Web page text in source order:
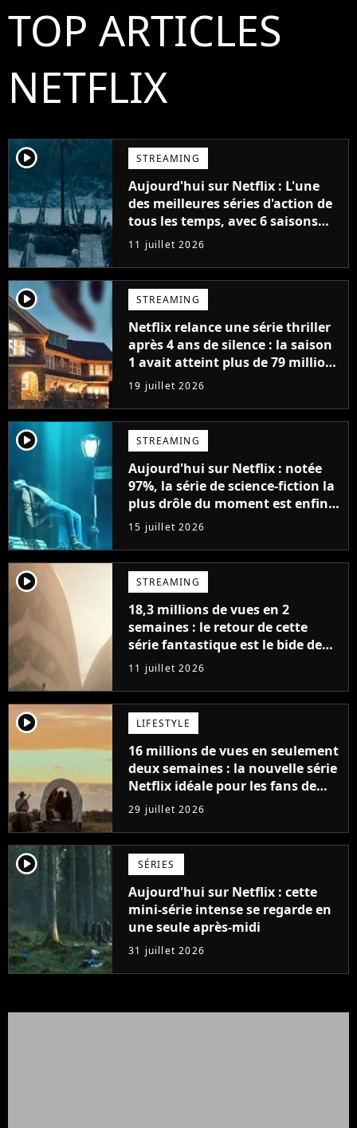
TOP ARTICLES
NETFLIX
player2 STREAMING
Aujourd'hui sur Netflix : L'une
des meilleures séries d'action de
tous les temps, avec 6 saisons
parfaites
11 juillet 2026
player2 STREAMING
Netflix relance une série thriller
après 4 ans de silence : la saison
1 avait atteint plus de 79 millions
de vues
19 juillet 2026
player2 STREAMING
Aujourd'hui sur Netflix : notée
97%, la série de science-fiction la
plus drôle du moment est enfin
de retour avec 8 nouveaux
épisodes
15 juillet 2026
player2 STREAMING
18,3 millions de vues en 2
semaines : le retour de cette
série fantastique est le bide de
l'année sur Netflix
11 juillet 2026
player2 LIFESTYLE
16 millions de vues en seulement
deux semaines : la nouvelle série
Netflix idéale pour les fans de
Yellowstone
29 juillet 2026
player2 SÉRIES
Aujourd'hui sur Netflix : cette
mini-série intense se regarde en
une seule après-midi
31 juillet 2026